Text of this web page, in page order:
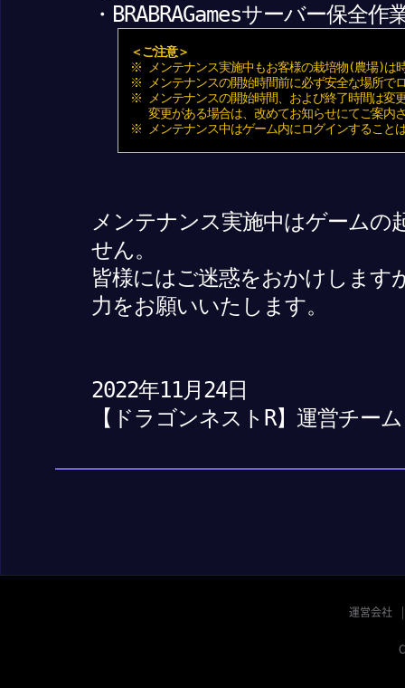
・BRABRAGamesサーバー保全作
＜ご注意＞
※ メンテナンス実施中もお客様の栽培物(農場)は
※ メンテナンスの開始時間前に必ず安全な場所で
※ メンテナンスの開始時間、および終了時間は変
変更がある場合は、改めてお知らせにてご案内
※ メンテナンス中はゲーム内にログインすること
メンテナンス実施中はゲームの
せん。
皆様にはご迷惑をおかけします
力をお願いいたします。
2022年11月24日
【ドラゴンネストR】運営チーム
運営会社